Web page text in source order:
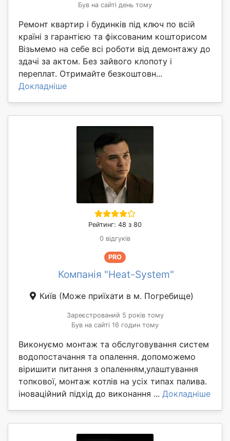
Був на сайті день тому
Ремонт квартир і будинків під ключ по всій
країні з гарантією та фіксованим кошторисом
Візьмемо на себе всі роботи від демонтажу до
здачі за актом. Без зайвого клопоту і
переплат. Отримайте безкоштовн...
Докладніше
Рейтинг: 48 з 80
0 відгуків
PRO
Компанія "Heat-System"
Київ (Може приїхати в м. Погребище)
Зареєстрований 5 років тому
Був на сайті 16 годин тому
Виконуємо монтаж та обслуговування систем
водопостачання та опалення. допоможемо
віришити питання з опаленням,улаштування
топкової, монтаж котлів на усіх типах палива.
іноваційний підхід до виконання ... Докладніше